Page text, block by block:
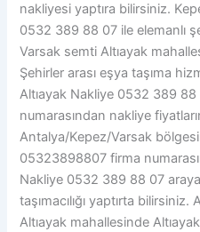
nakliyesi yaptıra bilirsiniz.
0532 389 88 07 ile elemanlı
Varsak semti Altıayak
Şehirler arası eşya taşıma
Altıayak Nakliye 0532 389
numarasından nakliye
Antalya/Kepez/Varsak
05323898807 firma
Nakliye 0532 389 88 07
taşımacılığı yaptırta
Altıayak mahallesinde